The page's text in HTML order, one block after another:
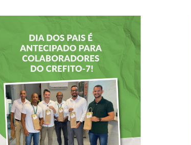
DIA DOS PAIS É
ANTECIPADO
PARA
COLABORADORES
DO CREFITO-7